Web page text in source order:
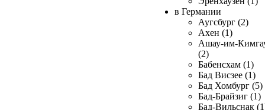
в Германии
Аугсбург (2)
Ахен (1)
Ашау-им-
(2)
Бабенсхам (1)
Бад Висзее (1)
Бад Хомбург (5)
Бад-Брайзиг (1)
Бад-Вильснак